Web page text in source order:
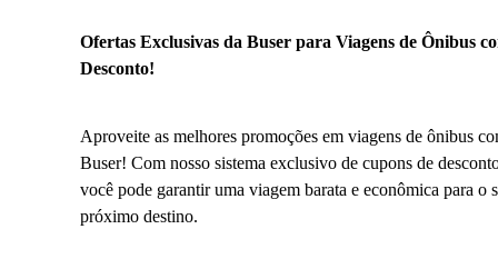
Ofertas Exclusivas da Buser para Viagens de Ônibus
Desconto!
Aproveite as melhores promoções em viagens de ônibus
Buser! Com nosso sistema exclusivo de cupons de
você pode garantir uma viagem barata e econômica para o
próximo destino.